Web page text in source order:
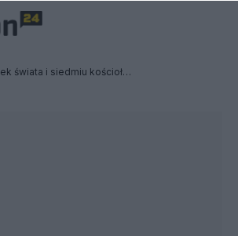
Opętanie, terror, upadek świata i siedmiu kościołów: Possessed / Terrorizer - Relacja